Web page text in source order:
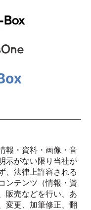
報・資料・画像・音
示がない限り当社が
、法律上許容される
ンテンツ（情報・資
販売などを行い、あ
変更、加筆修正、翻